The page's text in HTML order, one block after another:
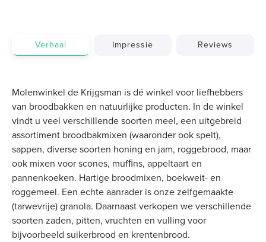
Verhaal Impressie Reviews
Molenwinkel de Krijgsman is dé winkel voor liefhebbers
van broodbakken en natuurlijke producten. In de winkel
vindt u veel verschillende soorten meel, een uitgebreid
assortiment broodbakmixen (waaronder ook spelt),
sappen, diverse soorten honing en jam, roggebrood, maar
ook mixen voor scones, mufﬁns, appeltaart en
pannenkoeken. Hartige broodmixen, boekweit- en
roggemeel. Een echte aanrader is onze zelfgemaakte
(tarwevrije) granola. Daarnaast verkopen we verschillende
soorten zaden, pitten, vruchten en vulling voor
bijvoorbeeld suikerbrood en krentenbrood.